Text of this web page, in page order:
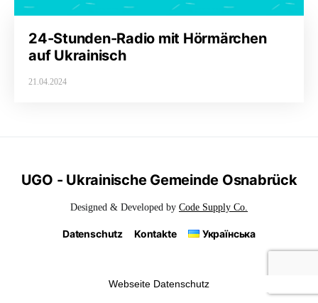
24-Stunden-Radio mit Hörmärchen
auf Ukrainisch
21.04.2024
Datenschutz Kontakte Українська
UGO - Ukrainische Gemeinde Osnabrück
Designed & Developed by Code Supply Co.
Webseite Datenschutz